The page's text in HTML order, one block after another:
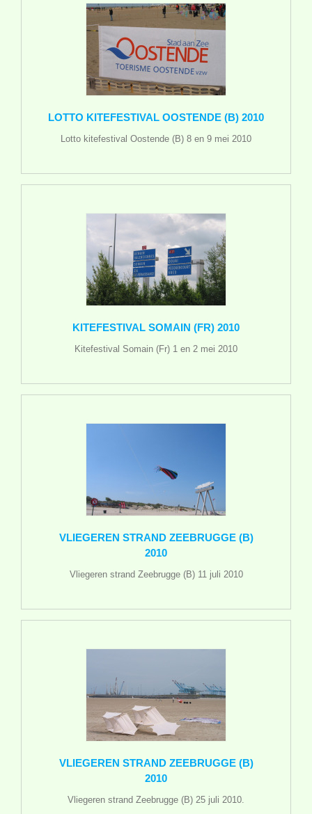
LOTTO KITEFESTIVAL OOSTENDE (B) 2010
Lotto kitefestival Oostende (B) 8 en 9 mei 2010
KITEFESTIVAL SOMAIN (FR) 2010
Kitefestival Somain (Fr) 1 en 2 mei 2010
VLIEGEREN STRAND ZEEBRUGGE (B)
2010
Vliegeren strand Zeebrugge (B) 11 juli 2010
VLIEGEREN STRAND ZEEBRUGGE (B)
2010
Vliegeren strand Zeebrugge (B) 25 juli 2010.